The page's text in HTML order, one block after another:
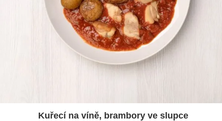
Kuřecí na víně, brambory ve slupce